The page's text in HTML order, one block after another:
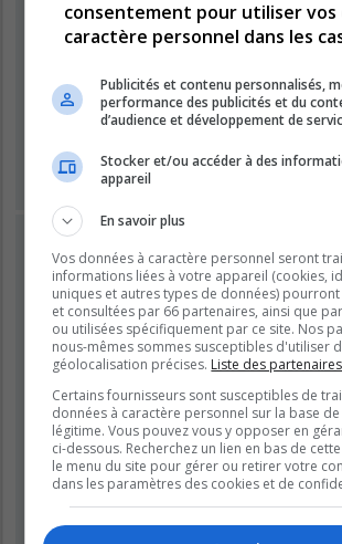
Mot de passe :
Se souvenir de moi
Masquer ma présence lors de cette session
INSCRIPTION
Vous devez être inscrit avant de pouvoir vous
L’inscription est rapide et vous offre de
Les administrateurs du forum peuvent
fonctionnalités supplémentaires aux
de vous inscrire, assurez-vous d’avoir pris
nos conditions d’utilisation et de notre
confidentialité. Veuillez également prendre le
consulter attentivement toutes les règles du
navigation.
Conditions d’utilisation|Politique de
Inscription
consentement pour utiliser vos
caractère personnel dans les
Publicités et contenu personnalisés,
performance des publicités et du
d’audience et développement de
Stocker et/ou accéder à des
appareil
En savoir plus
Vos données à caractère personnel seront
informations liées à votre appareil (cookies,
uniques et autres types de données)
et consultées par 66 partenaires, ainsi que
ou utilisées spécifiquement par ce site. Nos
nous-mêmes sommes susceptibles d'utiliser
géolocalisation précises. Liste des
Certains fournisseurs sont susceptibles de
données à caractère personnel sur la base
légitime. Vous pouvez vous y opposer en
ci-dessous. Recherchez un lien en bas de
le menu du site pour gérer ou retirer votre
dans les paramètres des cookies et de